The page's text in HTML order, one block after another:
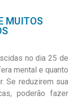
MUITOS
no dia 25 de
mental e quanto
Se reduzirem sua
poderão fazer